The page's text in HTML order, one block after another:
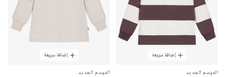
إضافة سريعة
الموسم الجديد
إضافة سريعة
الموسم الجديد